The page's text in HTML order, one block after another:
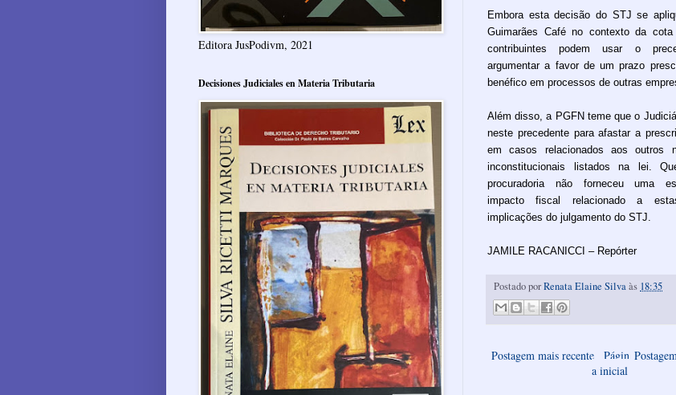
Embora esta decisão do STJ se
Guimarães Café no contexto da
contribuintes podem usar o
argumentar a favor de um prazo
benéfico em processos de outras
Além disso, a PGFN teme que o
neste precedente para afastar a
em casos relacionados aos outros
inconstitucionais listados na lei.
procuradoria não forneceu uma
impacto fiscal relacionado a
implicações do julgamento do STJ.
JAMILE RACANICCI – Repórter
Postado porRenata Elaine Silvaàs 18:35
Postagem mais recente
Págin
a inicial
Editora JusPodivm, 2021
Decisiones Judiciales en Materia Tributaria